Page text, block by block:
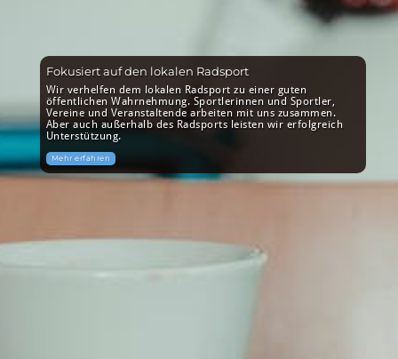
Fokusiert auf den lokalen Radsport
Wir verhelfen dem lokalen Radsport zu einer guten
öffentlichen Wahrnehmung. Sportlerinnen und Sportler,
Vereine und Veranstaltende arbeiten mit uns zusammen.
Aber auch außerhalb des Radsports leisten wir erfolgreich
Unterstützung.
Mehr erfahren